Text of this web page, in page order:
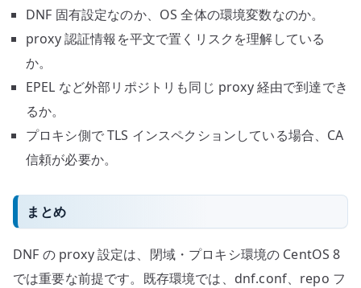
DNF 固有設定なのか、OS 全体の環境変数なのか。
proxy 認証情報を平文で置くリスクを理解している
か。
EPEL など外部リポジトリも同じ proxy 経由で到達でき
るか。
プロキシ側で TLS インスペクションしている場合、CA
信頼が必要か。
まとめ
DNF の proxy 設定は、閉域・プロキシ環境の CentOS 8
では重要な前提です。既存環境では、dnf.conf、repo フ